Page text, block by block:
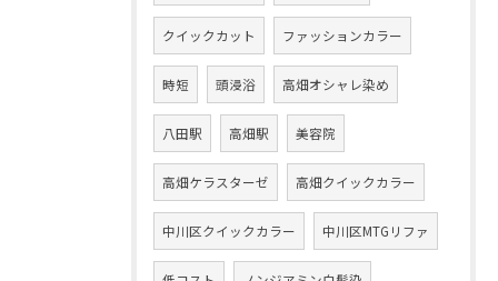
クイックカット ファッションカラー
時短 頭浸浴 高畑オシャレ染め
八田駅 高畑駅 美容院
高畑ケラスターゼ 高畑クイックカラー
中川区クイックカラー 中川区MTGリファ